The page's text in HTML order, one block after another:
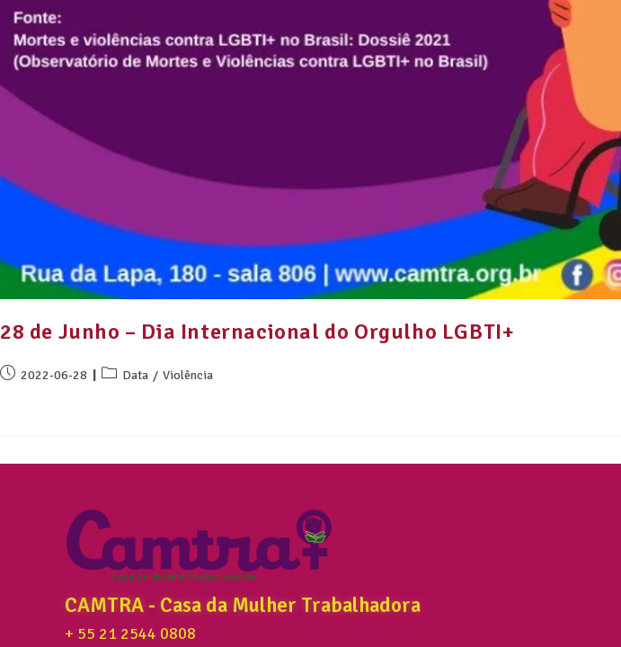
28 de Junho – Dia Internacional do Orgulho LGBTI+
2022-06-28 Data / Violência
CAMTRA - Casa da Mulher Trabalhadora
+ 55 21 2544 0808